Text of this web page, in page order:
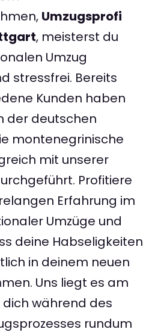
Umzugsprofi
, meisterst du
Umzug
stressfrei. Bereits
Kunden haben
der deutschen
montenegrinische
mit unserer
Profitiere
Erfahrung im
Umzüge und
deine Habseligkeiten
in deinem neuen
Uns liegt es am
dich während des
rundum